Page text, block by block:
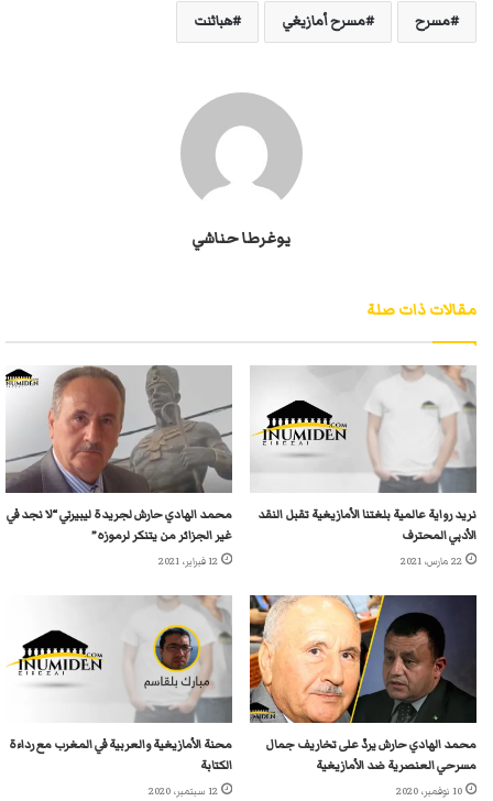
مسرح مسرح أمازيغي هباثنت
يوغرطا حناشي
مقالات ذات صلة
نريد رواية عالمية بلغتنا الأمازيغية تقبل النقد
الأدبي المحترف
22 مارس، 2021
محمد الهادي حارش لجريدة ليبيرتي “لا نجد في
غير الجزائر من يتنكر لرموزه”
12 فبراير، 2021
محمد الهادي حارش يردّ على تخاريف جمال
مسرحي العنصرية ضد الأمازيغية
10 نوفمبر، 2020
محنة الأمازيغية والعربية في المغرب مع رداءة
الكتابة
12 سبتمبر، 2020